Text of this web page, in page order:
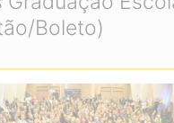
Boleto)